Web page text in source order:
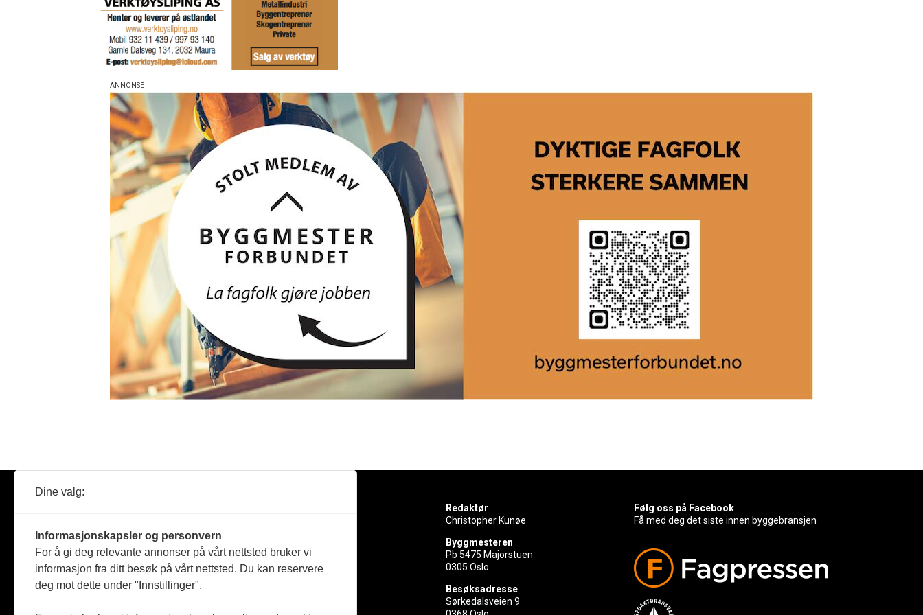
Reportasje
Produkter
Redaktør
Christopher Kunøe
Byggmesteren
Pb 5475 Majorstuen
0305 Oslo
Besøksadresse
Sørkedalsveien 9
Følg oss på Facebook
Få med deg det siste innen byggebransjen
Dine valg:
Informasjonskapsler og personvern
For å gi deg relevante annonser på vårt nettsted bruker vi
informasjon fra ditt besøk på vårt nettsted. Du kan reservere
deg mot dette under "Innstillinger".